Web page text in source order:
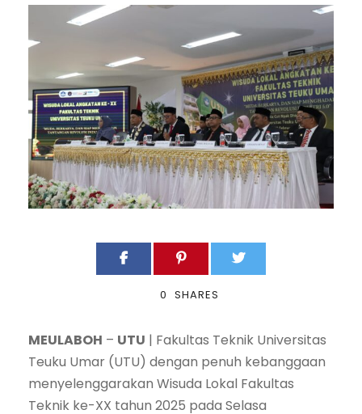
0 SHARES
MEULABOH – UTU | Fakultas Teknik Universitas
Teuku Umar (UTU) dengan penuh kebanggaan
menyelenggarakan Wisuda Lokal Fakultas
Teknik ke-XX tahun 2025 pada Selasa